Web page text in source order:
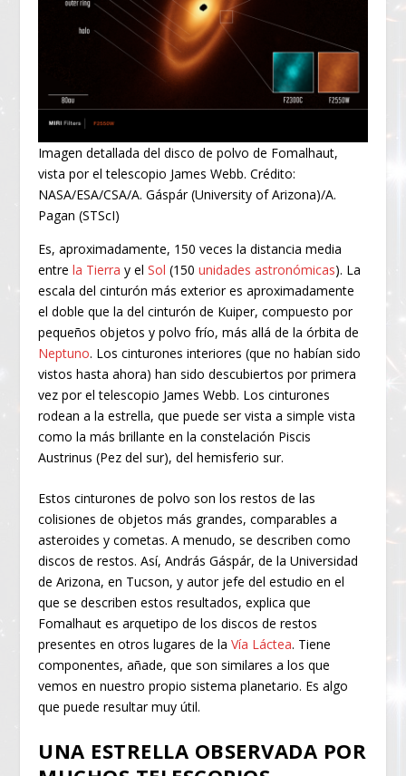
Imagen detallada del disco de polvo de Fomalhaut,
vista por el telescopio James Webb. Crédito:
NASA/ESA/CSA/A. Gáspár (University of Arizona)/A.
Pagan (STScI)
Es, aproximadamente, 150 veces la distancia media
entrela Tierra y elSol (150unidades astronómicas). La
escala del cinturón más exterior es aproximadamente
el doble que la del cinturón de Kuiper, compuesto por
pequeños objetos y polvo frío, más allá de la órbita de
Neptuno. Los cinturones interiores (que no habían sido
vistos hasta ahora) han sido descubiertos por primera
vez por el telescopio James Webb. Los cinturones
rodean a la estrella, que puede ser vista a simple vista
como la más brillante en la constelación Piscis
Austrinus (Pez del sur), del hemisferio sur.
Estos cinturones de polvo son los restos de las
colisiones de objetos más grandes, comparables a
asteroides y cometas. A menudo, se describen como
discos de restos. Así, András Gáspár, de la Universidad
de Arizona, en Tucson, y autor jefe del estudio en el
que se describen estos resultados, explica que
Fomalhaut es arquetipo de los discos de restos
presentes en otros lugares de laVía Láctea. Tiene
componentes, añade, que son similares a los que
vemos en nuestro propio sistema planetario. Es algo
que puede resultar muy útil.
UNA ESTRELLA OBSERVADA POR